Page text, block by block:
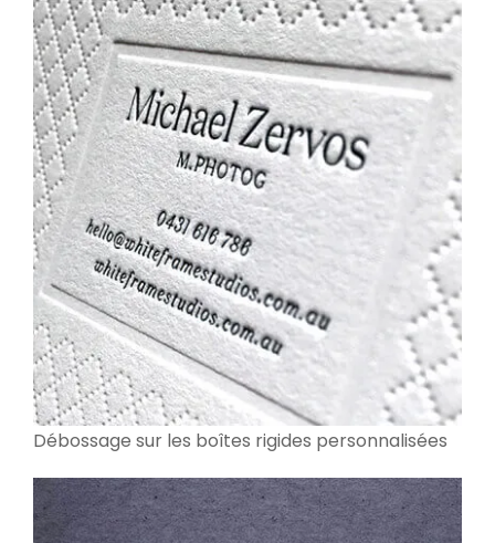
Débossage sur les boîtes rigides personnalisées